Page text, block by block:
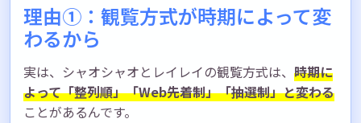
理由①：観覧方式が時期によって変
わるから
実は、シャオシャオとレイレイの観覧方式は、 時期に
よって「整列順」「Web先着制」「抽選制」と変わる
ことがあるんです。